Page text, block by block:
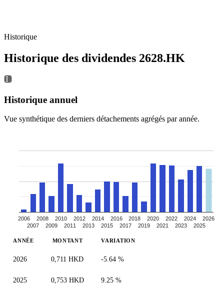
Historique
Historique des dividendes 2628.HK
Historique annuel
Vue synthétique des derniers détachements agrégés par année.
2006
2007
2008
2009
2010
2011
2012
2013
2014
2015
2016
2017
2018
2019
2020
2021
2022
2023
2024
2025
2026
ANNÉE MONTANT VARIATION
2026 0,711 HKD -5.64 %
2025 0,753 HKD 9.25 %